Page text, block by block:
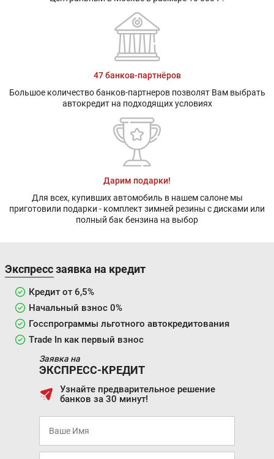
47 банков-партнёров
Большое количество банков-партнеров позволят Вам выбрать
автокредит на подходящих условиях
Дарим подарки!
Для всех, купивших автомобиль в нашем салоне мы
приготовили подарки - комплект зимней резины с дисками или
полный бак бензина на выбор
Экспресс заявка на кредит
Кредит от 6,5%
Начальный взнос 0%
Госспрограммы льготного автокредитования
Trade In как первый взнос
Заявка на
ЭКСПРЕСС-КРЕДИТ
Узнайте предварительное решение
банков за 30 минут!